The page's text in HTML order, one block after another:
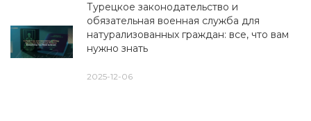
Турецкое законодательство и
обязательная военная служба для
натурализованных граждан: все, что вам
нужно знать
2025-12-06